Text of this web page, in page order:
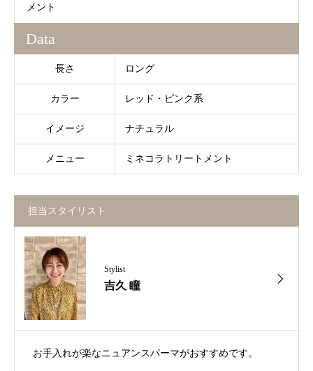
メント
Data
長さ ロング
カラー レッド・ピンク系
イメージ ナチュラル
メニュー ミネコラトリートメント
担当スタイリスト
Stylist
吉久 瞳
お手入れが楽なニュアンスパーマがおすすめです。